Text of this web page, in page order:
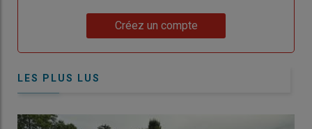
Créez un compte
LES PLUS LUS